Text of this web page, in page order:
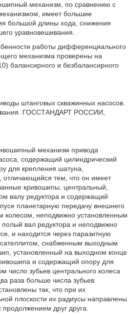
механизм, по сравнению с
имеет большие
большой длины хода, снижения
уравновешивания.
работы дифференциального
механизма проверены на
балансирного и безбалансирного
штанговых скважинных насосов.
ГОССТАНДАРТ РОССИИ,
механизм привода
содержащий цилиндрический
для крепления шатуна,
тем, что он имеет
кривошипы, центральный,
валу редуктора и содержащий
планетарную передачу внешнего
колесом, неподвижно установленным
вал редуктора и неподвижно
и находится через паразитную
снабженным выходным
установленный на выходном конце
и содержащий опору для
число зубьев центрального колеса
раза больше числа зубьев
так, что при их
плоскости их радиусы направлены
друг друга.